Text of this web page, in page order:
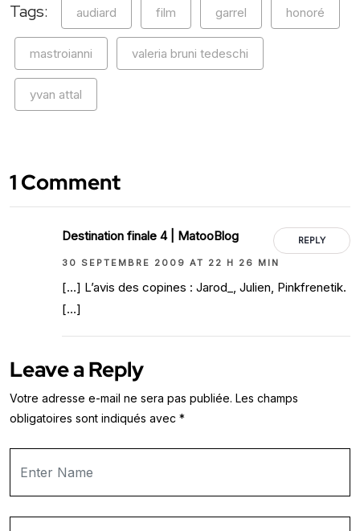
Tags: audiard film garrel honoré
mastroianni valeria bruni tedeschi
yvan attal
1 Comment
REPLY
Destination finale 4 | MatooBlog
30 SEPTEMBRE 2009 AT 22 H 26 MIN
[…] L’avis des copines : Jarod_, Julien, Pinkfrenetik.
[…]
Leave a Reply
Votre adresse e-mail ne sera pas publiée. Les champs
obligatoires sont indiqués avec *